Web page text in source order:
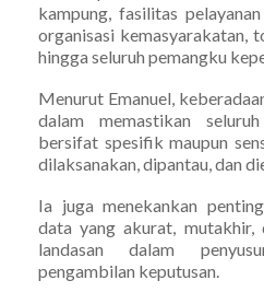
kampung, fasilitas
organisasi kemasyarakatan,
hingga seluruh pemangku
Menurut Emanuel,
dalam memastikan
bersifat spesifik maupun
dilaksanakan, dipantau, dan
Ia juga menekankan
data yang akurat, mutakhir,
landasan dalam
pengambilan keputusan.